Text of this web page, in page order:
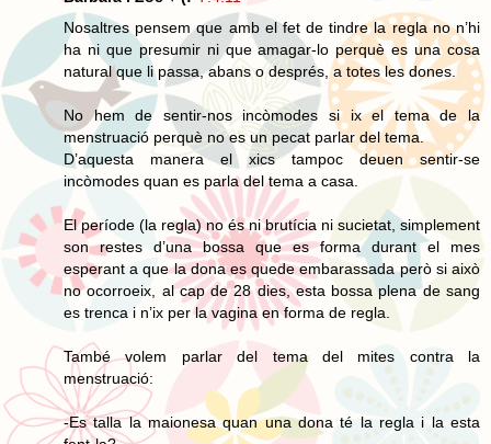
Nosaltres pensem que amb el fet de tindre la regla no n’hi
ha ni que presumir ni que amagar-lo perquè es una cosa
natural que li passa, abans o després, a totes les dones.
No hem de sentir-nos incòmodes si ix el tema de la
menstruació perquè no es un pecat parlar del tema.
D’aquesta manera el xics tampoc deuen sentir-se
incòmodes quan es parla del tema a casa.
El període (la regla) no és ni brutícia ni sucietat, simplement
son restes d’una bossa que es forma durant el mes
esperant a que la dona es quede embarassada però si això
no ocorroeix, al cap de 28 dies, esta bossa plena de sang
es trenca i n’ix per la vagina en forma de regla.
També volem parlar del tema del mites contra la
menstruació:
-Es talla la maionesa quan una dona té la regla i la esta